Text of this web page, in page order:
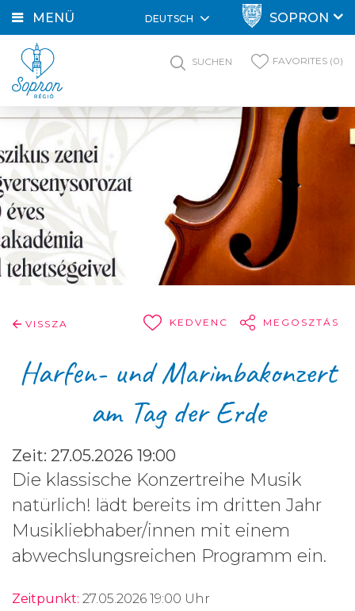
MENÜ DEUTSCH SOPRON
SUCHEN FAVORITES (0)
VISSZA KEDVENC MEGOSZTÁS
​Harfen- und Marimbakonzert
am Tag der Erde
Zeit: 27.05.2026 19:00
Die klassische Konzertreihe Musik
natürlich! lädt bereits im dritten Jahr
Musikliebhaber/innen mit einem
abwechslungsreichen Programm ein.
Zeitpunkt: 27.05.2026 19:00 Uhr